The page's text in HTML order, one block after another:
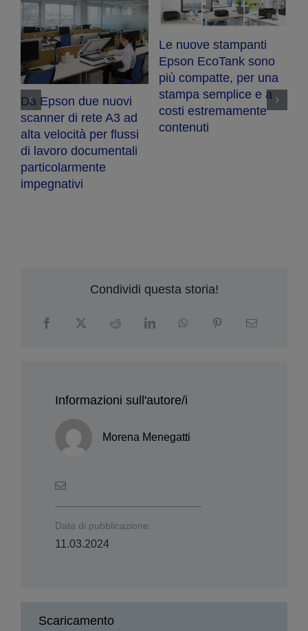
Da Epson due nuovi
scanner di rete A3 ad
alta velocità per flussi
di lavoro documentali
particolarmente
impegnativi
Le nuove stampanti
Epson EcoTank sono
più compatte, per una
stampa semplice e a
costi estremamente
contenuti
Condividi questa storia!
Informazioni sull'autore/i
Morena Menegatti
Data di pubblicazione:
11.03.2024
Scaricamento